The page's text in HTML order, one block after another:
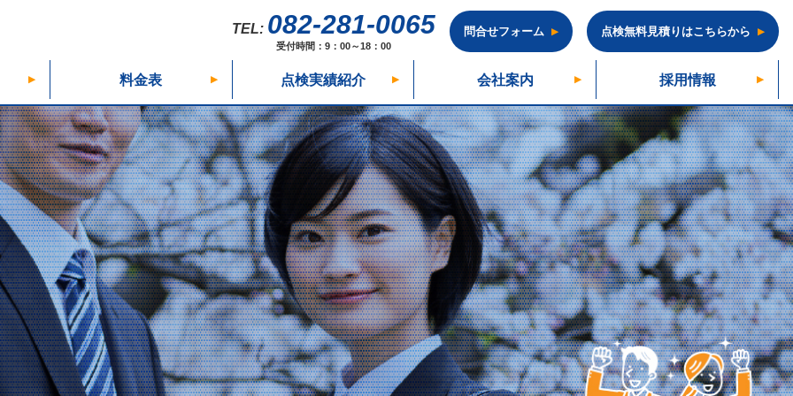
料金表 点検実績紹介 会社案内 採用情報
082-281-0065
受付時間：9：00～18：00
問合せフォーム 点検無料見積りはこちらから